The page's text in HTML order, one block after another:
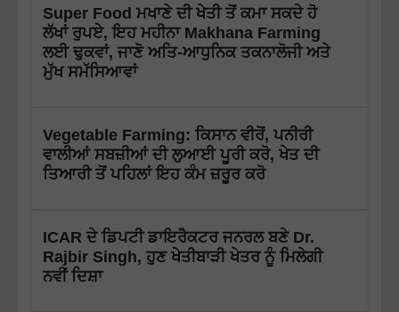
Super Food ਮਖਾਣੇ ਦੀ ਖੇਤੀ ਤੋਂ ਕਮਾ ਸਕਦੇ ਹੋ
ਲੱਖਾਂ ਰੁਪਏ, ਇਹ ਮਹੀਨਾ Makhana Farming
ਲਈ ਢੁਕਵਾਂ, ਜਾਣੋ ਅਤਿ-ਆਧੁਨਿਕ ਤਕਨਾਲੋਜੀ ਅਤੇ
ਮੁੱਖ ਸਮੱਸਿਆਵਾਂ
Vegetable Farming: ਕਿਸਾਨ ਵੀਰੋਂ, ਪਨੀਰੀ
ਵਾਲੀਆਂ ਸਬਜ਼ੀਆਂ ਦੀ ਲੁਆਈ ਪੂਰੀ ਕਰੋ, ਖੇਤ ਦੀ
ਤਿਆਰੀ ਤੋਂ ਪਹਿਲਾਂ ਇਹ ਕੰਮ ਜ਼ਰੂਰ ਕਰੋ
ICAR ਦੇ ਡਿਪਟੀ ਡਾਇਰੈਕਟਰ ਜਨਰਲ ਬਣੇ Dr.
Rajbir Singh, ਹੁਣ ਖੇਤੀਬਾੜੀ ਖੇਤਰ ਨੂੰ ਮਿਲੇਗੀ
ਨਵੀਂ ਦਿਸ਼ਾ